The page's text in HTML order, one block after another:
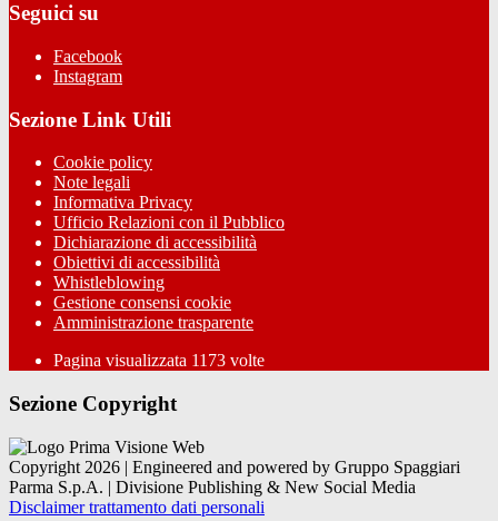
Seguici su
Facebook
Instagram
Sezione Link Utili
Cookie policy
Note legali
Informativa Privacy
Ufficio Relazioni con il Pubblico
Dichiarazione di accessibilità
Obiettivi di accessibilità
Whistleblowing
Gestione consensi cookie
Amministrazione trasparente
Pagina visualizzata 1173 volte
Sezione Copyright
Copyright 2026 | Engineered and powered by Gruppo Spaggiari
Parma S.p.A. | Divisione Publishing & New Social Media
Disclaimer trattamento dati personali